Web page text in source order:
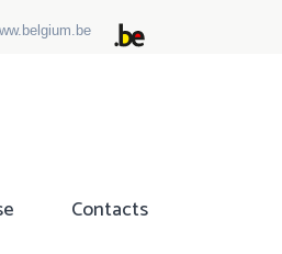
Contacts